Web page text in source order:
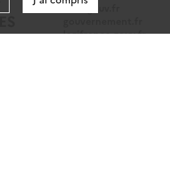
data.gouv.fr
legifrance.gouv.fr